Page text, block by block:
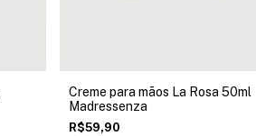
Creme para mãos La Rosa 50ml
Madressenza
R$59,90